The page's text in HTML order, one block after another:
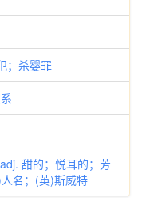
杀婴罪
甜的；悦耳的；芳
名；(英)斯威特